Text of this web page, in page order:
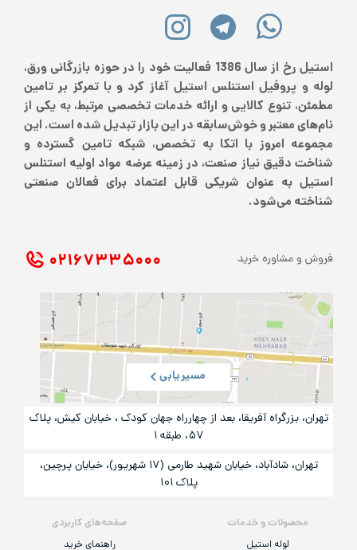
استیل رخ از سال 1386 فعالیت خود را در حوزه بازرگانی ورق،
لوله و پروفیل استنلس استیل آغاز کرد و با تمرکز بر تامین
مطمئن، تنوع کالایی و ارائه خدمات تخصصی مرتبط، به یکی از
نام‌های معتبر و خوش‌سابقه در این بازار تبدیل شده است. این
مجموعه امروز با اتکا به تخصص، شبکه تامین گسترده و
شناخت دقیق نیاز صنعت، در زمینه عرضه مواد اولیه استنلس
استیل به عنوان شریکی قابل اعتماد برای فعالان صنعتی
شناخته می‌شود.
محصولات و خدمات
لوله استیل
صفحه‌های کاربردی
راهنمای خرید
فروش و مشاوره خرید ۰۲۱ ۶۷۳۳۵۰۰۰
مسیریابی
تهران، بزرگراه آفریقا، بعد از چهارراه جهان کودک ، خیابان کیش، پلاک
۵۷، طبقه ۱
تهران، شادآباد، خیابان شهید طارمی (۱۷ شهریور)، خیایان پرچین،
پلاک ۱۰۱